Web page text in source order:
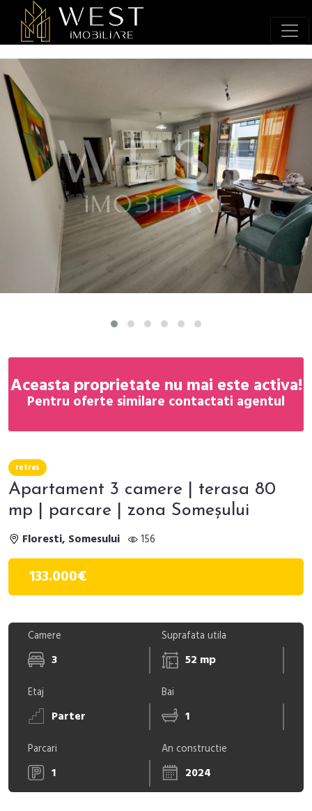
Aceasta proprietate nu mai este activa!
Pentru oferte similare contactati agentul
retras
Apartament 3 camere | terasa 80
mp | parcare | zona Someșului
Floresti, Somesului 156
133.000€
Camere
3
Suprafata utila
52 mp
Etaj
Parter
Bai
1
Parcari
1
An constructie
2024